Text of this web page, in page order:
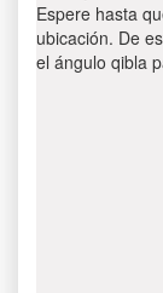
Espere hasta
ubicación. De
el ángulo qibla